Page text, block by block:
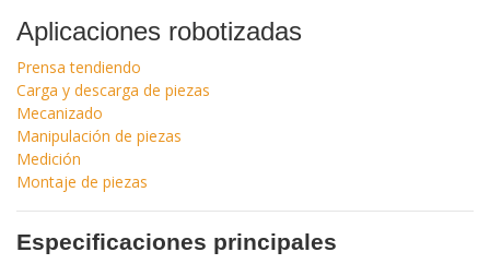
Aplicaciones robotizadas
Prensa tendiendo
Carga y descarga de piezas
Mecanizado
Manipulación de piezas
Medición
Montaje de piezas
Especificaciones principales